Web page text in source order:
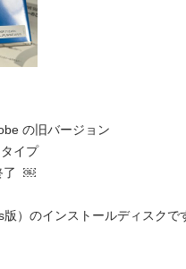
の旧バージョン
）のインストールディスクで